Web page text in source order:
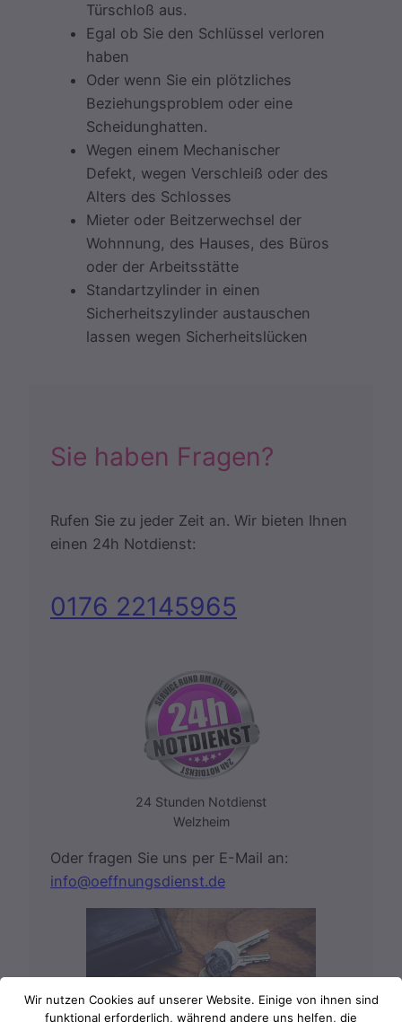
Türschloß aus.
Egal ob Sie den Schlüssel verloren
haben
Oder wenn Sie ein plötzliches
Beziehungsproblem oder eine
Scheidunghatten.
Wegen einem Mechanischer
Defekt, wegen Verschleiß oder des
Alters des Schlosses
Mieter oder Beitzerwechsel der
Wohnnung, des Hauses, des Büros
oder der Arbeitsstätte
Standartzylinder in einen
Sicherheitszylinder austauschen
lassen wegen Sicherheitslücken
Sie haben Fragen?
Rufen Sie zu jeder Zeit an. Wir bieten Ihnen
einen 24h Notdienst:
0176 22145965
24 Stunden Notdienst
Welzheim
Oder fragen Sie uns per E-Mail an:
info@oeffnungsdienst.de
Wir nutzen Cookies auf unserer Website. Einige von ihnen sind
funktional erforderlich, während andere uns helfen, die